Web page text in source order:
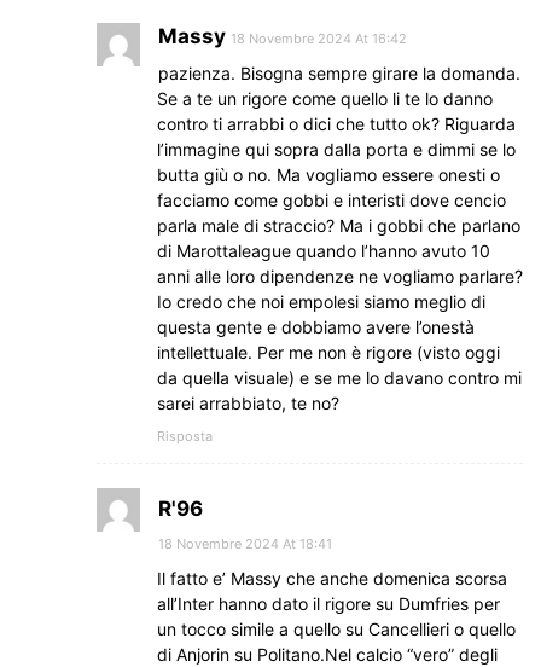
Massy 18 Novembre 2024 At 16:42
pazienza. Bisogna sempre girare la domanda.
Se a te un rigore come quello li te lo danno
contro ti arrabbi o dici che tutto ok? Riguarda
l’immagine qui sopra dalla porta e dimmi se lo
butta giù o no. Ma vogliamo essere onesti o
facciamo come gobbi e interisti dove cencio
parla male di straccio? Ma i gobbi che parlano
di Marottaleague quando l’hanno avuto 10
anni alle loro dipendenze ne vogliamo parlare?
Io credo che noi empolesi siamo meglio di
questa gente e dobbiamo avere l’onestà
intellettuale. Per me non è rigore (visto oggi
da quella visuale) e se me lo davano contro mi
sarei arrabbiato, te no?
Risposta
R'96
18 Novembre 2024 At 18:41
Il fatto e’ Massy che anche domenica scorsa
all’Inter hanno dato il rigore su Dumfries per
un tocco simile a quello su Cancellieri o quello
di Anjorin su Politano.Nel calcio “vero” degli